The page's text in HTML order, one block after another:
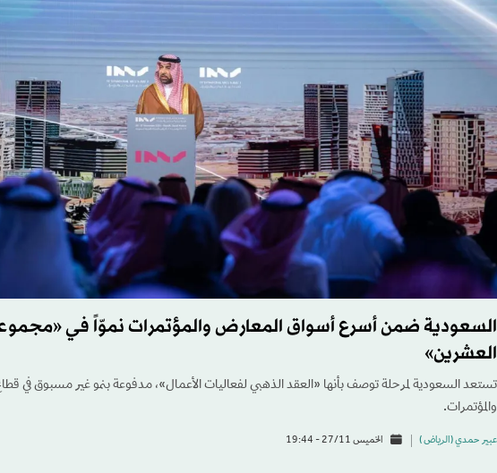
السعودية ضمن أسرع أسواق المعارض والمؤتمرات نموّاً في
العشرين»
تستعد السعودية لمرحلة توصف بأنها «العقد الذهبي لفعاليات الأعمال»، مدفوعة بنمو غير مسبوق في
والمؤتمرات.
عبير حمدي (الرياض ) الخميس 27/11 - 19:44